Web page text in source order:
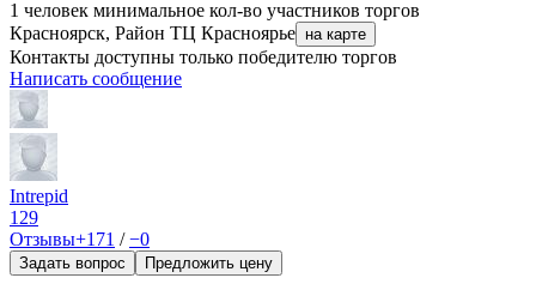
1 человек минимальное кол-во участников торгов
Красноярск, Район ТЦ Красноярье на карте
Контакты доступны только победителю торгов
Написать сообщение
Intrepid
129
Отзывы+171 /−0
Задать вопрос Предложить цену